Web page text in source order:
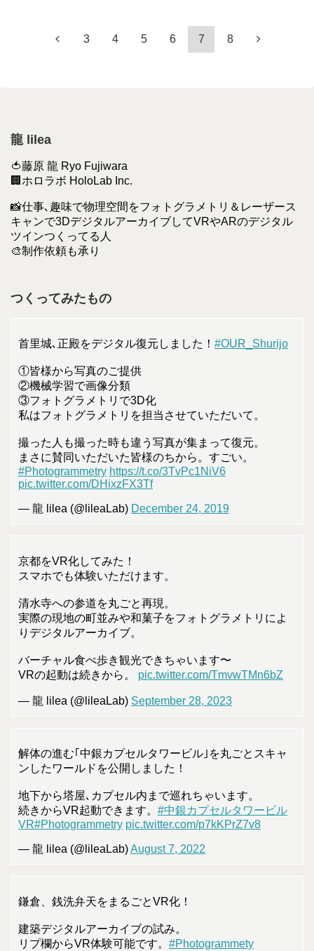
3 4 5 6 7 8
龍 lilea
🍅藤原 龍 Ryo Fujiwara
🏢ホロラボ HoloLab Inc.
📸仕事､趣味で物理空間をフォトグラメトリ＆レーザース
キャンで3DデジタルアーカイブしてVRやARのデジタル
ツインつくってる人
🎨制作依頼も承り
つくってみたもの
首里城､正殿をデジタル復元しました！ #OUR_Shurijo
①皆様から写真のご提供
②機械学習で画像分類
③フォトグラメトリで3D化
私はフォトグラメトリを担当させていただいて。
撮った人も撮った時も違う写真が集まって復元。
まさに賛同いただいた皆様のちから。すごい。
#Photogrammetry https://t.co/3TvPc1NiV6
pic.twitter.com/DHixzFX3Tf
— 龍 lilea (@lileaLab) December 24, 2019
京都をVR化してみた！
スマホでも体験いただけます。
清水寺への参道を丸ごと再現。
実際の現地の町並みや和菓子をフォトグラメトリによ
りデジタルアーカイブ。
バーチャル食べ歩き観光できちゃいます〜
VRの起動は続きから。 pic.twitter.com/TmvwTMn6bZ
— 龍 lilea (@lileaLab) September 28, 2023
解体の進む｢中銀カプセルタワービル｣を丸ごとスキャ
ンしたワールドを公開しました！
地下から塔屋､カプセル内まで巡れちゃいます。
続きからVR起動できます。 #中銀カプセルタワービル
VR#Photogrammetry pic.twitter.com/p7kKPrZ7v8
— 龍 lilea (@lileaLab)August 7, 2022
鎌倉、銭洗弁天をまるごとVR化！
建築デジタルアーカイブの試み。
リプ欄からVR体験可能です。 #Photogrammety